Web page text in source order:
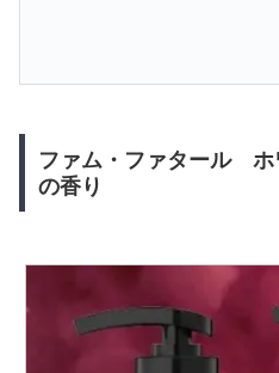
ファム・ファタール ホ
の香り